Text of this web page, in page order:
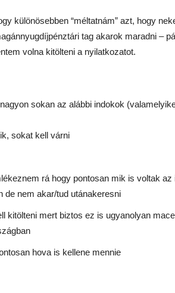
különösebben “méltatnám” azt, hogy
tag akarok maradni –
volna kitölteni a nyilatkozatot.
sokan az alábbi indokok
sokat kell várni
rá hogy pontosan mik is voltak
de nem akar/tud utánakeresni
kitölteni mert biztos ez is ugyanolyan
hova is kellene mennie